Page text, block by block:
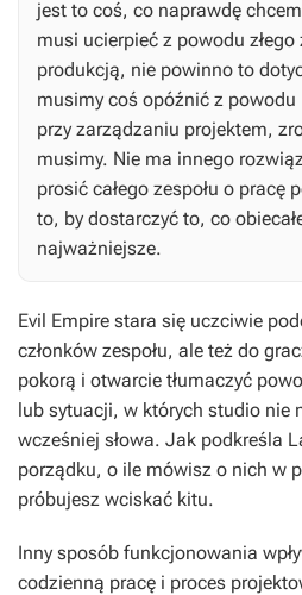
jest to coś, co naprawdę
musi ucierpieć z powodu
produkcją, nie powinno to
musimy coś opóźnić z powodu
przy zarządzaniu projektem,
musimy. Nie ma innego
prosić całego zespołu o pracę
to, by dostarczyć to, co
najważniejsze.
Evil Empire stara się uczciwie
członków zespołu, ale też do
pokorą i otwarcie tłumaczyć
lub sytuacji, w których studio nie
wcześniej słowa. Jak podkreśla
porządku, o ile mówisz o nich w
próbujesz wciskać kitu.
Inny sposób funkcjonowania
codzienną pracę i proces